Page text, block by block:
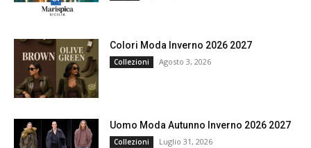
Colori Moda Inverno 2026 2027
Collezioni Agosto 3, 2026
Uomo Moda Autunno Inverno 2026 2027
Collezioni Luglio 31, 2026